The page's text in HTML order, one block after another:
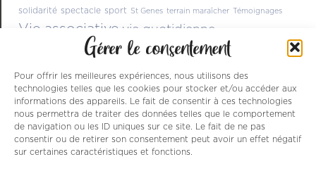
Gérer le consentement
Pour offrir les meilleures expériences, nous utilisons des
technologies telles que les cookies pour stocker et/ou accéder aux
informations des appareils. Le fait de consentir à ces technologies
nous permettra de traiter des données telles que le comportement
de navigation ou les ID uniques sur ce site. Le fait de ne pas
consentir ou de retirer son consentement peut avoir un effet négatif
sur certaines caractéristiques et fonctions.
solidarité spectacle sport St Genes terrain maraîcher Témoignages
Vie associative vie quotidienne